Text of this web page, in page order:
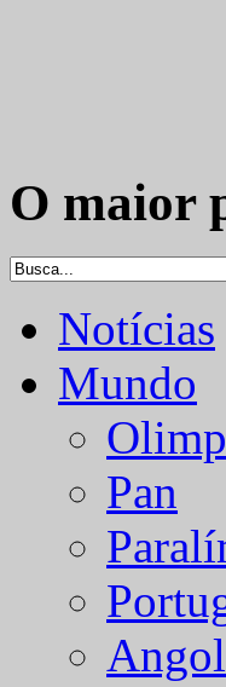
O maior
Notícias
Mundo
Pan